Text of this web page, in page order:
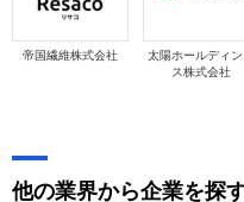
帝国繊維株式会社
太陽ホールディ
ス株式会社
他の業界から企業を探